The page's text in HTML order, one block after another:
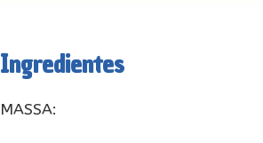
Ingredientes
MASSA: